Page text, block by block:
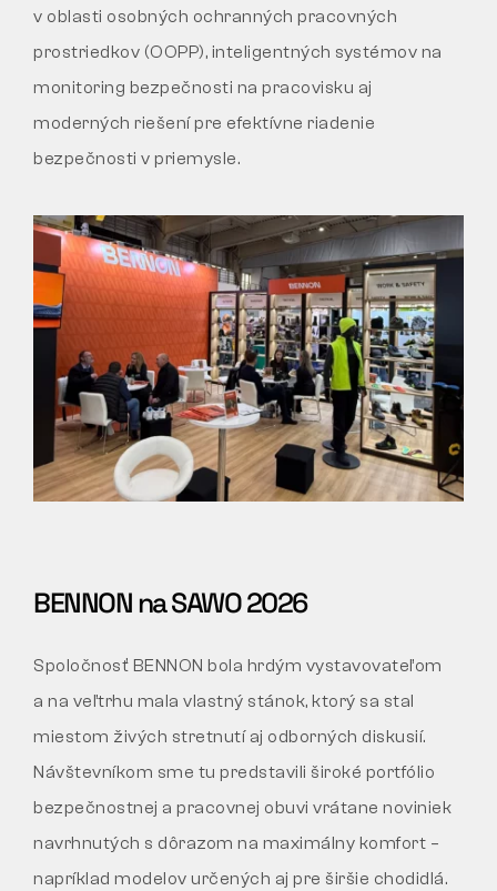
v oblasti osobných ochranných pracovných
prostriedkov (OOPP), inteligentných systémov na
monitoring bezpečnosti na pracovisku aj
moderných riešení pre efektívne riadenie
bezpečnosti v priemysle.
BENNON na SAWO 2026
Spoločnosť BENNON bola hrdým vystavovateľom
a na veľtrhu mala vlastný stánok, ktorý sa stal
miestom živých stretnutí aj odborných diskusií.
Návštevníkom sme tu predstavili široké portfólio
bezpečnostnej a pracovnej obuvi vrátane noviniek
navrhnutých s dôrazom na maximálny komfort –
napríklad modelov určených aj pre širšie chodidlá.